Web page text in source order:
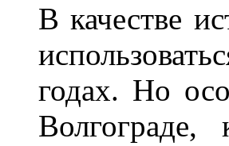
В качестве
годах. Но